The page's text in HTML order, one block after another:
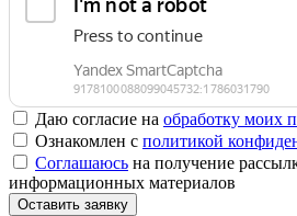
Даю согласие на обработку моих
Ознакомлен с политикой
Соглашаюсь на получение
информационных материалов
Оставить заявку